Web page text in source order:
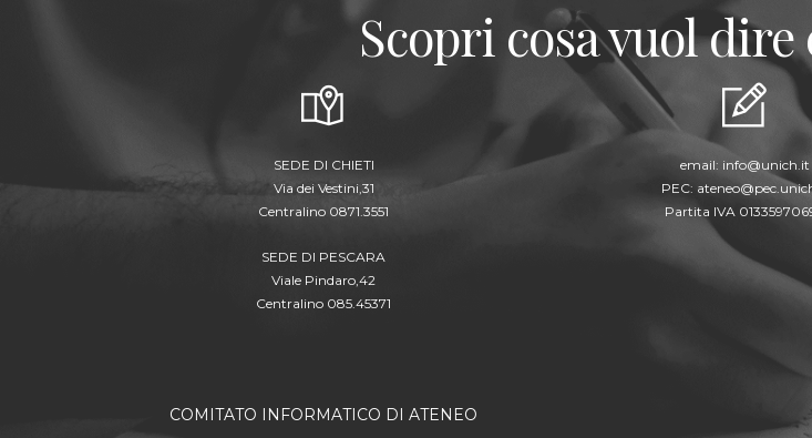
Scopri cosa vuol dire
SEDE DI CHIETI
Via dei Vestini,31
Centralino 0871.3551
SEDE DI PESCARA
Viale Pindaro,42
Centralino 085.45371
email: info@unich.it
PEC:
Partita IVA
COMITATO INFORMATICO DI ATENEO